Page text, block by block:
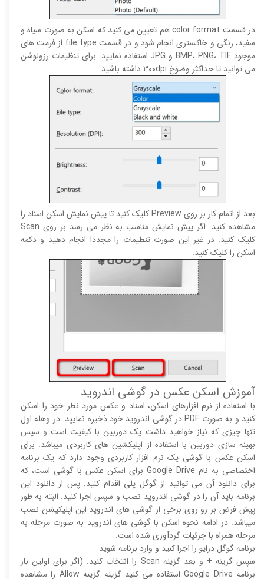
در قسمت color format هم تعیین می کنید که اسکن به صورت سیاه و
سفید، رنگی و خاکستری انجام شود و در قسمت file type از فرمت های
موجود BMP، PNG، TIF و JPG استفاده نمایید. برای تنظیمات رزولوشن
می توانید تا حداکثر وضوخ ۳۰۰dpi داشته باشید.
بعد از اتمام کار بر روی Preview کلیک کنید تا پیش نمایش اسکن اسناد را
مشاهده کنید. اگر پیش نمایش مناسب به نظر می رسد بر روی Scan
کلیک کنید. در غیر این صورت تنظیمات را مجددا انجام دهید و دکمه
اسکن را کلیک کنید.
آموزش اسکن عکس در گوشی اندروید
با استفاده از نرم افزارهای اسکن، اسناد و عکس مورد نظر خود را اسکن
کنید و به صورت PDF در گوشی اندروید خود ذخیره نمایید. در وهله اول
تنها چیزی که نیاز خواهید داشت یک دوربین با کیفیت است و سپس
بهینه سازی دوربین با استفاده از اپلیکشین های کاربردی میباشد. برای
اسکن عکس با گوشی یک نرم افزار کاربردی وجود دارد که یک برنامه
اختصاصی به نام Google Drive برای اسکن عکس با گوشی است، که
برای دانلود آن می توانید از گوگل پلی اقدام کنید. پس از دانلود این
برنامه باید آن را در گوشی اندروید نصب و سپس اجرا کنید. البته به طور
پیش فرض بر رو روی برخی از گوشی های اندروید این اپلیکیشن نصب
میباشد. در ادامه نحوه اسکن با گوشی های اندروید به صورت مرحله به
مرحله همراه با جزئیات گردآوری شده است.
برنامه گوگل درایو را اجرا کنید و وارد برنامه شوید
سپس گزینه + و بعد گزینه Scan را انتخاب کنید. (اگر برای اولین بار
برنامه Google Drive استفاده می کنید گزینه گزینه Allow را مشاهده